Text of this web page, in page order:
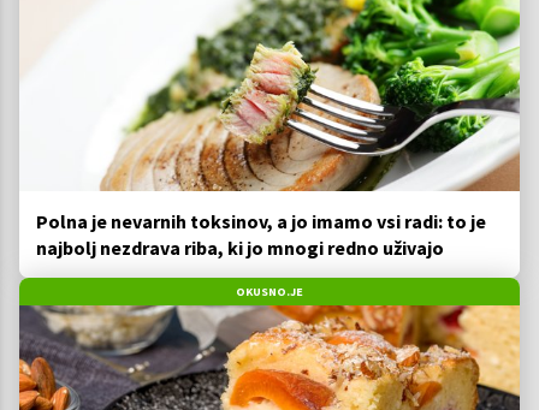
Polna je nevarnih toksinov, a jo imamo vsi radi: to je
najbolj nezdrava riba, ki jo mnogi redno uživajo
OKUSNO.JE